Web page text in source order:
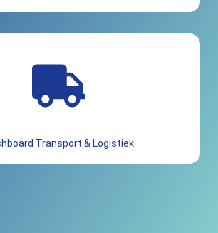
Transport & Logistiek